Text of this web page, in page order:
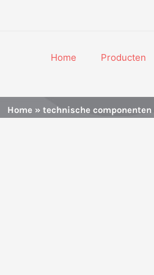
Home Producten
Home » technische componenten